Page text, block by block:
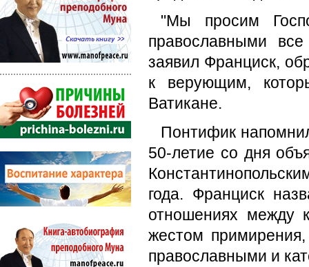
"Мы просим
православными
заявил Франциск,
к верующим,
Ватикане.
Понтифик
50-летие со дня
года. Франциск
отношениях между
жестом
православными и